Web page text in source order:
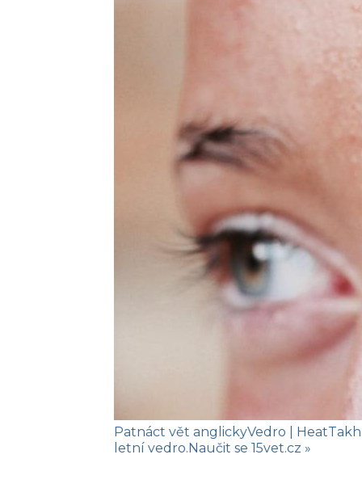
Patnáct vět anglickyVedro | Heat
letní vedro.Naučit se 15vet.cz »